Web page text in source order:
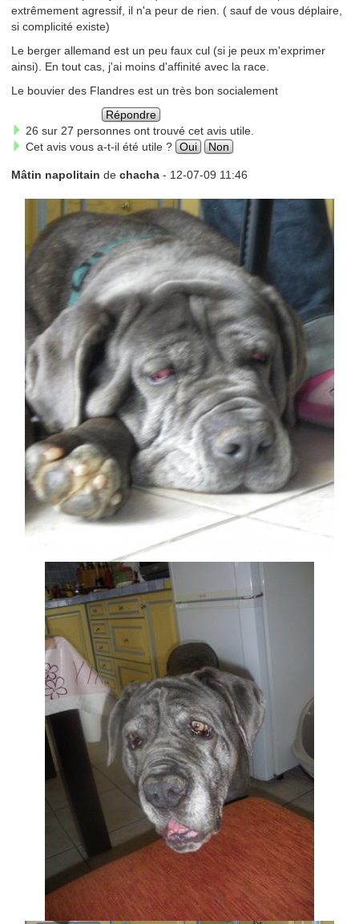
extrêmement agressif, il n'a peur de rien. ( sauf de vous déplaire,
si complicité existe)
Le berger allemand est un peu faux cul (si je peux m'exprimer
ainsi). En tout cas, j'ai moins d'affinité avec la race.
Le bouvier des Flandres est un très bon socialement
Répondre
26 sur 27 personnes ont trouvé cet avis utile.
Cet avis vous a-t-il été utile ? Oui Non
Mâtin napolitain de chacha- 12-07-09 11:46